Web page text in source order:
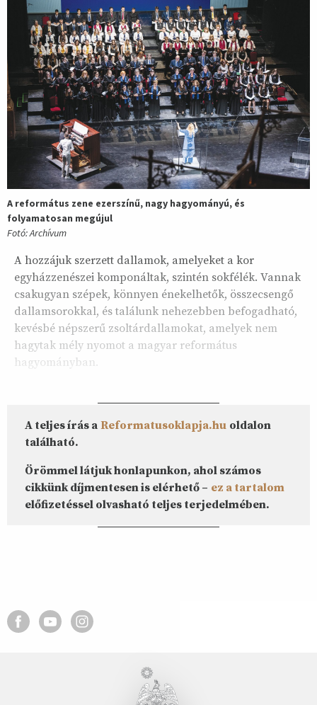
A református zene ezerszínű, nagy hagyományú, és
folyamatosan megújul
Fotó: Archívum
A hozzájuk szerzett dallamok, amelyeket a kor
egyházzenészei komponáltak, szintén sokfélék. Vannak
csakugyan szépek, könnyen énekelhetők, összecsengő
dallamsorokkal, és találunk nehezebben befogadható,
kevésbé népszerű zsoltárdallamokat, amelyek nem
hagytak mély nyomot a magyar református
hagyományban.
A teljes írás a Reformatusoklapja.hu oldalon
található.
Örömmel látjuk honlapunkon, ahol számos
cikkünk díjmentesen is elérhető – ez a tartalom
előfizetéssel olvasható teljes terjedelmében.